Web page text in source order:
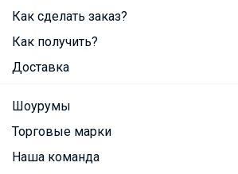
Как сделать заказ?
Как получить?
Доставка
Шоурумы
Торговые марки
Наша команда